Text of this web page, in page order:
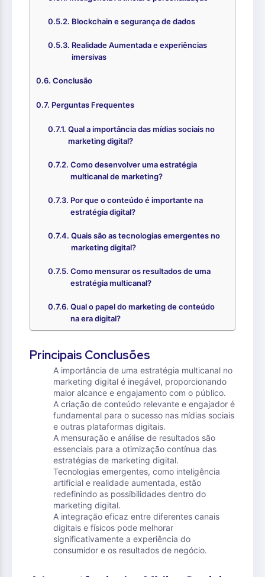
Blockchain e segurança de dados
Realidade Aumentada e experiências
imersivas
Conclusão
Perguntas Frequentes
Qual a importância das mídias sociais no
marketing digital?
Como desenvolver uma estratégia
multicanal de marketing?
Por que o conteúdo é importante na
estratégia digital?
Quais são as tecnologias emergentes no
marketing digital?
Como mensurar os resultados de uma
estratégia multicanal?
Qual o papel do marketing de conteúdo
na era digital?
Principais Conclusões
A importância de uma estratégia multicanal no
marketing digital é inegável, proporcionando
maior alcance e engajamento com o público.
A criação de conteúdo relevante e engajador é
fundamental para o sucesso nas mídias sociais
e outras plataformas digitais.
A mensuração e análise de resultados são
essenciais para a otimização contínua das
estratégias de marketing digital.
Tecnologias emergentes, como inteligência
artificial e realidade aumentada, estão
redefinindo as possibilidades dentro do
marketing digital.
A integração eficaz entre diferentes canais
digitais e físicos pode melhorar
significativamente a experiência do
consumidor e os resultados de negócio.